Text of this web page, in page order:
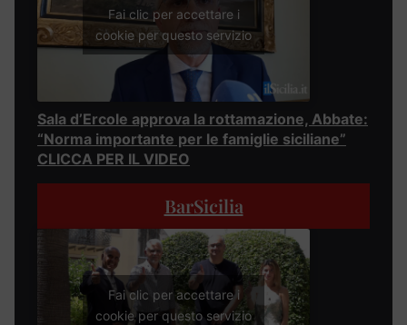
Fai clic per accettare i
cookie per questo servizio
Sala d’Ercole approva la rottamazione, Abbate:
“Norma importante per le famiglie siciliane”
CLICCA PER IL VIDEO
BarSicilia
Fai clic per accettare i
cookie per questo servizio